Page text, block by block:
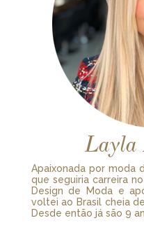
Layla
Apaixonada por moda
que seguiria carreira
Design de Moda e
voltei ao Brasil cheia
Desde então já são 9